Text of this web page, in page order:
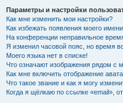
Параметры и настройки
Как мне изменить мои настройки?
Как избежать появления моего
На конференции неправильное
Я изменил часовой пояс, но время
Моего языка нет в списке!
Что означают изображения рядом с
Как мне включить отображение
Что такое звание и как я могу
Когда я щёлкаю по ссылке «email»,